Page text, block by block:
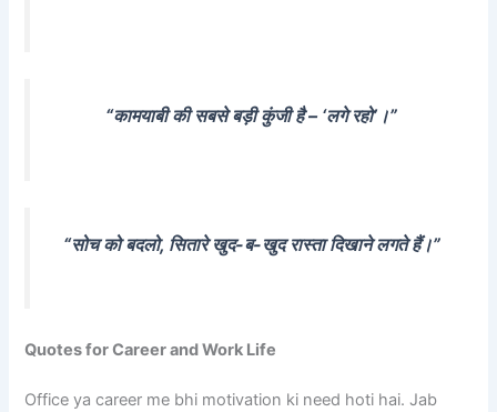
“कामयाबी की सबसे बड़ी कुंजी है – ‘लगे रहो’।”
“सोच को बदलो, सितारे खुद-ब-खुद रास्ता दिखाने लगते हैं।”
Quotes for Career and Work Life
Office ya career me bhi motivation ki need hoti hai. Jab